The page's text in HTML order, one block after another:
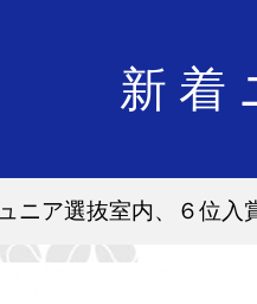
新着
ニア選抜室内、６位入